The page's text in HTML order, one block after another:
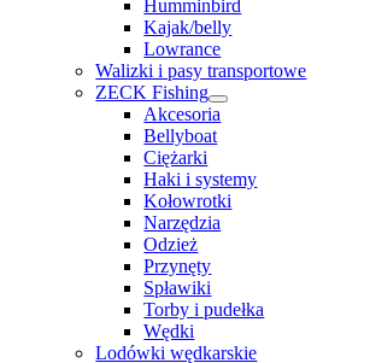
Humminbird
Kajak/belly
Lowrance
Walizki i pasy transportowe
ZECK Fishing
Akcesoria
Bellyboat
Ciężarki
Haki i systemy
Kołowrotki
Narzędzia
Odzież
Przynęty
Spławiki
Torby i pudełka
Wędki
Lodówki wędkarskie